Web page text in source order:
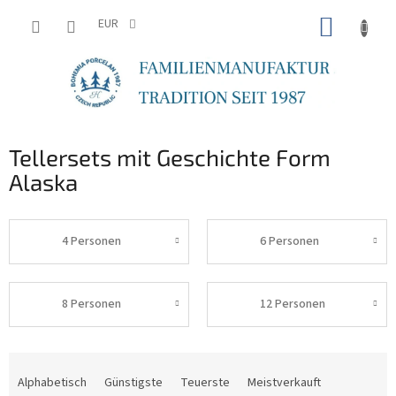
EUR
Tellersets mit Geschichte Form
Alaska
4 Personen 6 Personen
8 Personen 12 Personen
Alphabetisch Günstigste Teuerste Meistverkauft